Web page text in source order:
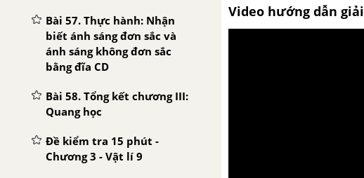
Bài 57. Thực hành: Nhận
biết ánh sáng đơn sắc và
ánh sáng không đơn sắc
bằng đĩa CD
Bài 58. Tổng kết chương III:
Quang học
Đề kiểm tra 15 phút -
Chương 3 - Vật lí 9
Video hướng dẫn giải